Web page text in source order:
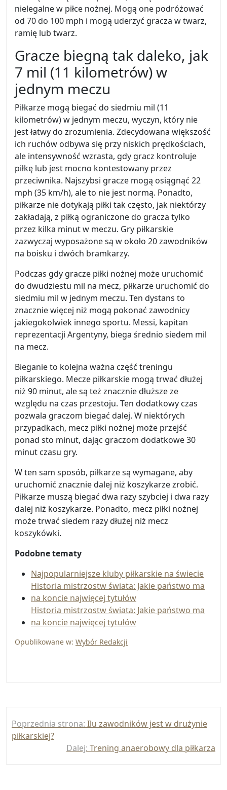
nielegalne w piłce nożnej. Mogą one podróżować
od 70 do 100 mph i mogą uderzyć gracza w twarz,
ramię lub twarz.
Gracze biegną tak daleko, jak
7 mil (11 kilometrów) w
jednym meczu
Piłkarze mogą biegać do siedmiu mil (11
kilometrów) w jednym meczu, wyczyn, który nie
jest łatwy do zrozumienia. Zdecydowana większość
ich ruchów odbywa się przy niskich prędkościach,
ale intensywność wzrasta, gdy gracz kontroluje
piłkę lub jest mocno kontestowany przez
przeciwnika. Najszybsi gracze mogą osiągnąć 22
mph (35 km/h), ale to nie jest normą. Ponadto,
piłkarze nie dotykają piłki tak często, jak niektórzy
zakładają, z piłką ograniczone do gracza tylko
przez kilka minut w meczu. Gry piłkarskie
zazwyczaj wyposażone są w około 20 zawodników
na boisku i dwóch bramkarzy.
Podczas gdy gracze piłki nożnej może uruchomić
do dwudziestu mil na mecz, piłkarze uruchomić do
siedmiu mil w jednym meczu. Ten dystans to
znacznie więcej niż mogą pokonać zawodnicy
jakiegokolwiek innego sportu. Messi, kapitan
reprezentacji Argentyny, biega średnio siedem mil
na mecz.
Bieganie to kolejna ważna część treningu
piłkarskiego. Mecze piłkarskie mogą trwać dłużej
niż 90 minut, ale są też znacznie dłuższe ze
względu na czas przestoju. Ten dodatkowy czas
pozwala graczom biegać dalej. W niektórych
przypadkach, mecz piłki nożnej może przejść
ponad sto minut, dając graczom dodatkowe 30
minut czasu gry.
W ten sam sposób, piłkarze są wymagane, aby
uruchomić znacznie dalej niż koszykarze zrobić.
Piłkarze muszą biegać dwa razy szybciej i dwa razy
dalej niż koszykarze. Ponadto, mecz piłki nożnej
może trwać siedem razy dłużej niż mecz
koszykówki.
Podobne tematy
Najpopularniejsze kluby piłkarskie na świecie
Historia mistrzostw świata: Jakie państwo ma
na koncie najwięcej tytułów
Historia mistrzostw świata: Jakie państwo ma
na koncie najwięcej tytułów
Opublikowane w: Wybór Redakcji
wpisu
Poprzednia strona: Ilu zawodników jest w drużynie
piłkarskiej?
Dalej: Trening anaerobowy dla piłkarza